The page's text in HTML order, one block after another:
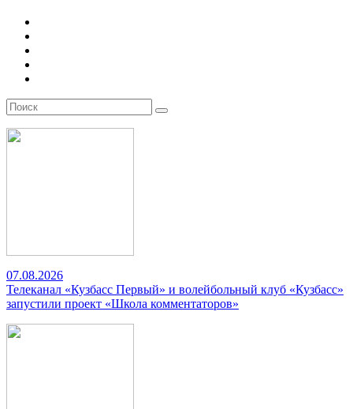
07.08.2026
Телеканал «Кузбасс Первый» и волейбольный клуб «Кузбасс»
запустили проект «Школа комментаторов»